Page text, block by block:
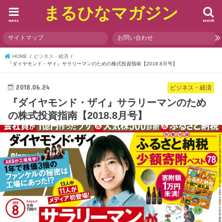
まるひなマガジン search
menu
サイトマップ お問い合わせ
HOME
ビジネス・経済
『ダイヤモンド・ザイ』サラリーマンのための株式投資指南【2018.8月号】
ビジネス・経済
2018.06.24
『ダイヤモンド・ザイ』サラリーマンのため
の株式投資指南【2018.8月号】